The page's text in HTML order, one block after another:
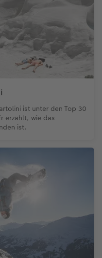
ist unter den Top 30
erzählt, wie das
ist.